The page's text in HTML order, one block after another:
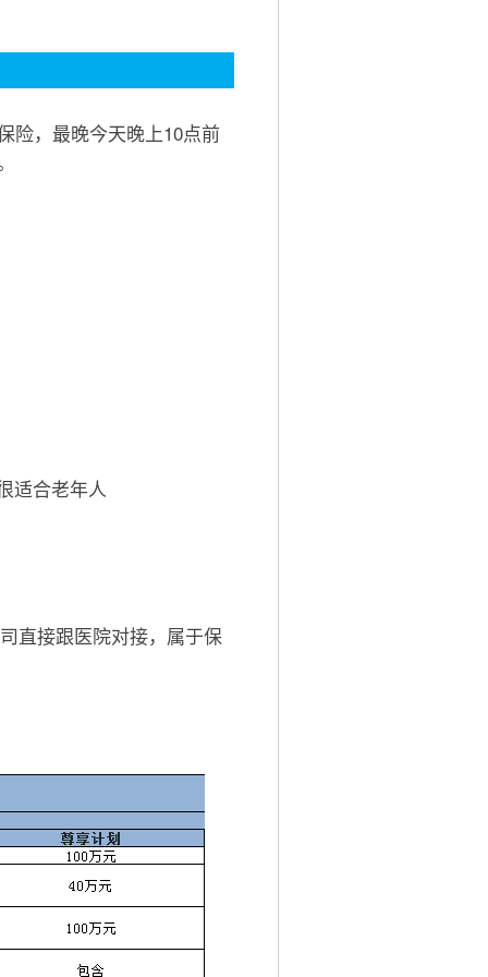
险，最晚今天晚上10点前
适合老年人
直接跟医院对接，属于保